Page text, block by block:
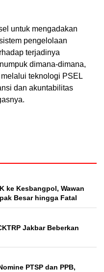
untuk mengadakan
pengelolaan
terjadinya
dimana-dimana,
teknologi PSEL
dan akuntabilitas
ke Kesbangpol, Wawan
Besar hingga Fatal
Jakbar Beberkan
PTSP dan PPB,